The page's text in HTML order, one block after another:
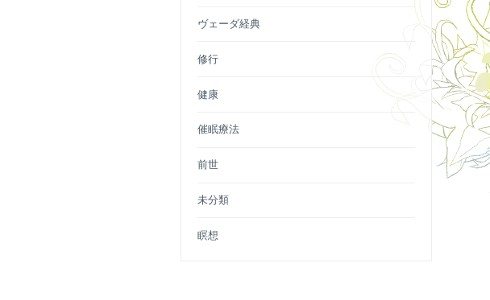
ヴェーダ経典
修行
健康
催眠療法
前世
未分類
瞑想